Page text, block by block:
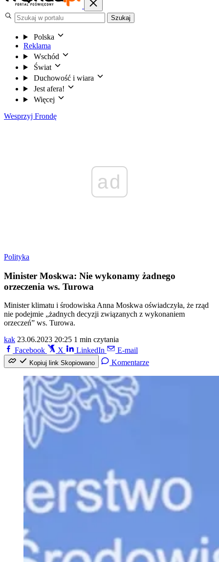
Szukaj
Polska
Reklama
Wschód
Świat
Duchowość i wiara
Jest afera!
Więcej
Wesprzyj Frondę
ad
Polityka
Minister Moskwa: Nie wykonamy żadnego
orzeczenia ws. Turowa
Minister klimatu i środowiska Anna Moskwa oświadczyła, że rząd
nie podejmie „żadnych decyzji związanych z wykonaniem
orzeczeń” ws. Turowa.
kak 23.06.2023 20:25 1 min czytania
Facebook
X LinkedIn E-mail
Kopiuj link Skopiowano Komentarze